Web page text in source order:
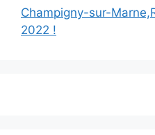
Champigny-sur-
2022 !